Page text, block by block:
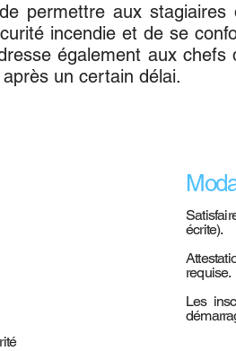
permettre aux
incendie et de se
également aux
un certain délai.
écrite).
requise.
Les